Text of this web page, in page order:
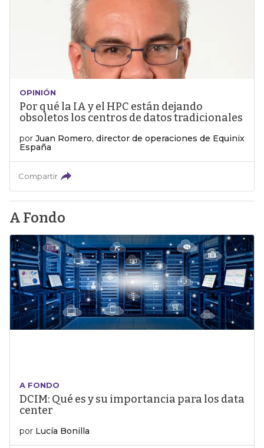
OPINIÓN
Por qué la IA y el HPC están dejando
obsoletos los centros de datos tradicionales
por Juan Romero, director de operaciones de Equinix
España
Compartir
A Fondo
A FONDO
DCIM: Qué es y su importancia para los data
center
por Lucía Bonilla